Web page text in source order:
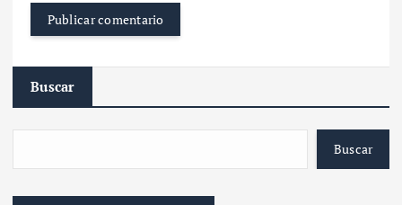
Buscar
Buscar